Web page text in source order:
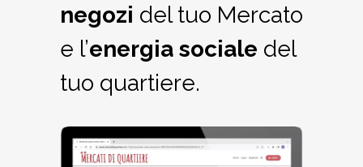
negozi del tuo Mercato
e l’energia sociale del
tuo quartiere.